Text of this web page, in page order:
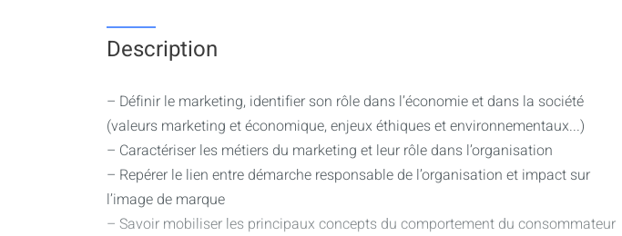
Description
– Définir le marketing, identifier son rôle dans l’économie et dans la société
(valeurs marketing et économique, enjeux éthiques et environnementaux...)
– Caractériser les métiers du marketing et leur rôle dans l’organisation
– Repérer le lien entre démarche responsable de l’organisation et impact sur
l’image de marque
– Savoir mobiliser les principaux concepts du comportement du consommateur